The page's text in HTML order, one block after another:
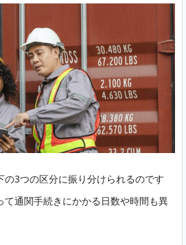
3つの区分に振り分けられるのです
て通関手続きにかかる日数や時間も異